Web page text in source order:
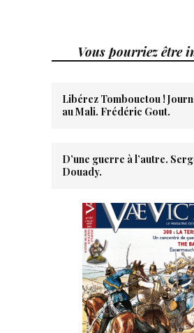
Vous pourriez être
Libérez Tombouctou !
au Mali. Frédéric Gout.
D’une guerre à l’autre.
Douady.